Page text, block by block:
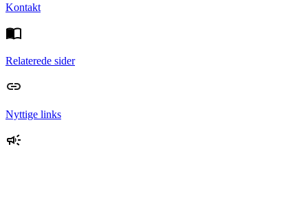
Kontakt
Relaterede sider
Nyttige links